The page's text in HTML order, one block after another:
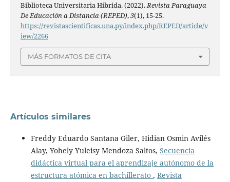
Biblioteca Universitaria Híbrida. (2022).Revista Paraguaya
De Educación a Distancia (REPED),3(1), 15-25.
https://revistascientificas.una.py/index.php/REPED/article/v
iew/2266
MÁS FORMATOS DE CITA
Artículos similares
Freddy Eduardo Santana Giler, Hidian Osmin Avilés
Alay, Yohely Yuleisy Mendoza Saltos, Secuencia
didáctica virtual para el aprendizaje autónomo de la
estructura atómica en bachillerato , Revista